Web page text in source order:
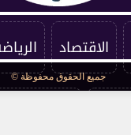
الاقتصاد
جميع الحقوق محفوظة ©